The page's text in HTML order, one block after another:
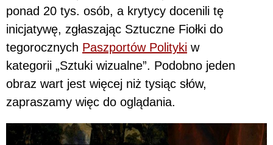
ponad 20 tys. osób, a krytycy docenili tę
inicjatywę, zgłaszając Sztuczne Fiołki do
tegorocznych Paszportów Polityki w
kategorii „Sztuki wizualne”. Podobno jeden
obraz wart jest więcej niż tysiąc słów,
zapraszamy więc do oglądania.